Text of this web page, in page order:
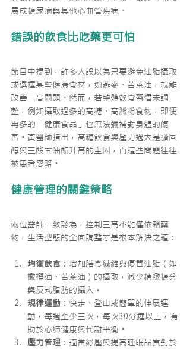
展成糖尿病與其他心血管疾病。
錯誤的飲食比吃藥更可怕
節目中提到，許多人誤以為只要避免油脂攝取
或選擇某些健康食材，如燕麥、苦茶油，就能
改善三高問題。然而，若整體飲食習慣未調
整，例如攝取過多的高糖、高澱粉食物，即便
再多的「健康食品」也無法彌補對身體的傷
害。黃醫師指出，高糖飲食與壓力過大是膽固
醇與三酸甘油酯升高的主因，而這些問題往往
被患者忽略。
健康管理的關鍵策略
兩位醫師一致認為，控制三高不能僅依賴藥
物，生活型態的全面調整才是根本解決之道：
均衡飲食 ：增加膳食纖維與優質油脂（如
橄欖油、苦茶油）的攝取，減少精緻糖分
與反式脂肪的攝入。
規律運動 ：快走、登山或簡單的伸展運
動，每週至少三次，每次30分鐘以上，有
助於心肺健康與代謝平衡。
壓力管理 ：適當紓壓與提高睡眠品質對於